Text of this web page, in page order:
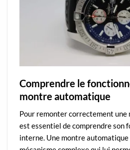
Comprendre le
montre automatique
Pour remonter correctement
est essentiel de comprendre son
interne. Une montre automatique